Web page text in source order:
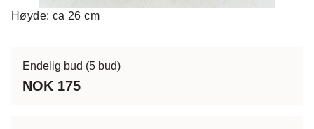
Høyde: ca 26 cm
Endelig bud (5 bud)
NOK 175